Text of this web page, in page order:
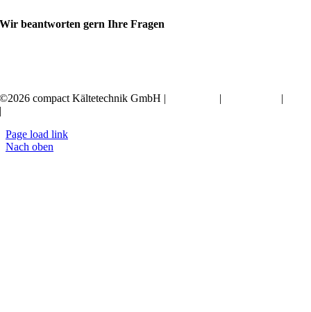
Wir beantworten gern Ihre Fragen
©2026 compact Kältetechnik GmbH | | |
|
Page load link
Nach oben